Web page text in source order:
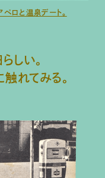
ロと温泉デート。
しい。
れてみる。